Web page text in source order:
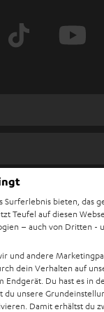
bieten, das
Teufel auf diesen
– auch von Dritten -
und andere
dein Verhalten auf
Du hast es in
du unsere
Damit erhältst du